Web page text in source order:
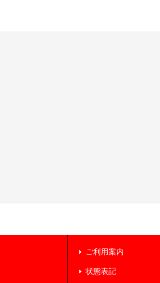
ご利用案内
状態表記